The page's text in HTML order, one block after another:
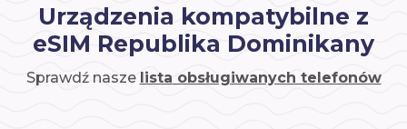
Urządzenia kompatybilne z
eSIM Republika Dominikany
Sprawdź nasze lista obsługiwanych telefonów